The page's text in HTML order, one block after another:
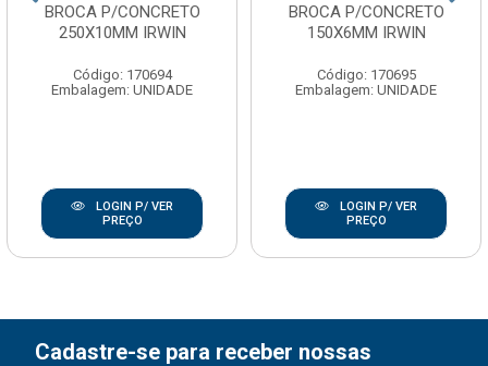
BROCA P/CONCRETO
250X10MM IRWIN
Código: 170694
Embalagem: UNIDADE
LOGIN P/ VER
PREÇO
BROCA P/CONCRETO
150X6MM IRWIN
Código: 170695
Embalagem: UNIDADE
LOGIN P/ VER
PREÇO
Cadastre-se para receber nossas